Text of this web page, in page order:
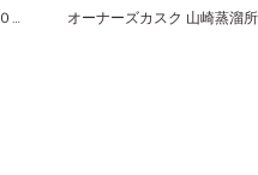
オーナーズカスク 白州蒸溜所 １９８６-２００６ バーレル サントリーシングルカスクウイスキー